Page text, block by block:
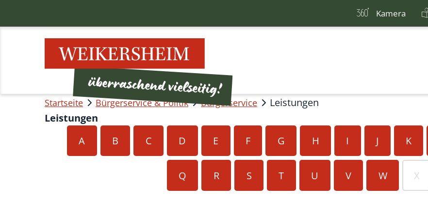
Kamera
Startseite Bürgerservice & Politik Bürgerservice
Leistungen
Leistungen
A
B C D E F G H I J K
Q R S T U V W X